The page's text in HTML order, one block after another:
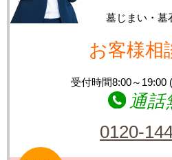
墓じまい・墓
お客様相
受付時間8:00～19:00
通話
0120-